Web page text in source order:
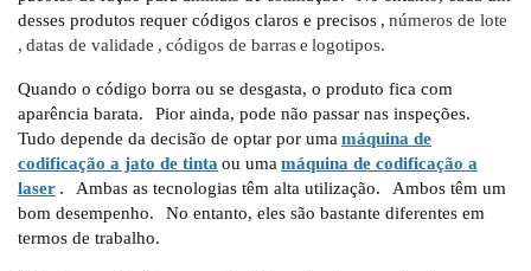
desses produtos requer códigos claros e precisos , números de lote
, datas de validade , códigos de barrase logotipos.
Quando o código borra ou se desgasta, o produto fica com
aparência barata.
Pior ainda, pode não passar nas inspeções.
Tudo depende da decisão de optar por umamáquina de
codificação a jato de tintaou umamáquina de codificação a
laser . Ambas as tecnologias têm alta utilização.
Ambos têm um
bom desempenho.
No entanto, eles são bastante diferentes em
termos de trabalho.